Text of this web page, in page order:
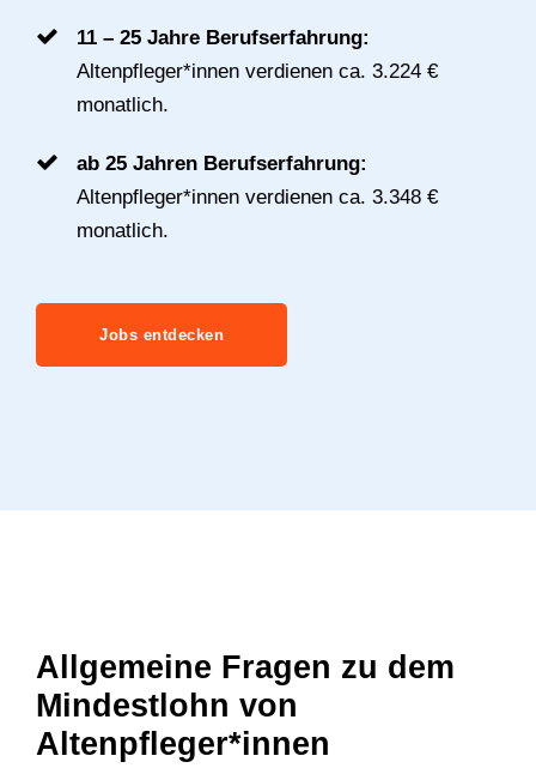
11 – 25 Jahre Berufserfahrung:
Altenpfleger*innen verdienen ca. 3.224 €
monatlich.
ab 25 Jahren Berufserfahrung:
Altenpfleger*innen verdienen ca. 3.348 €
monatlich.
Jobs entdecken
Allgemeine Fragen zu dem
Mindestlohn von
Altenpfleger*innen